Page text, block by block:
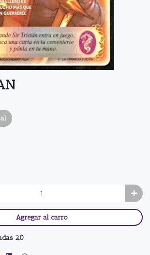
Agregar al carro
2,0